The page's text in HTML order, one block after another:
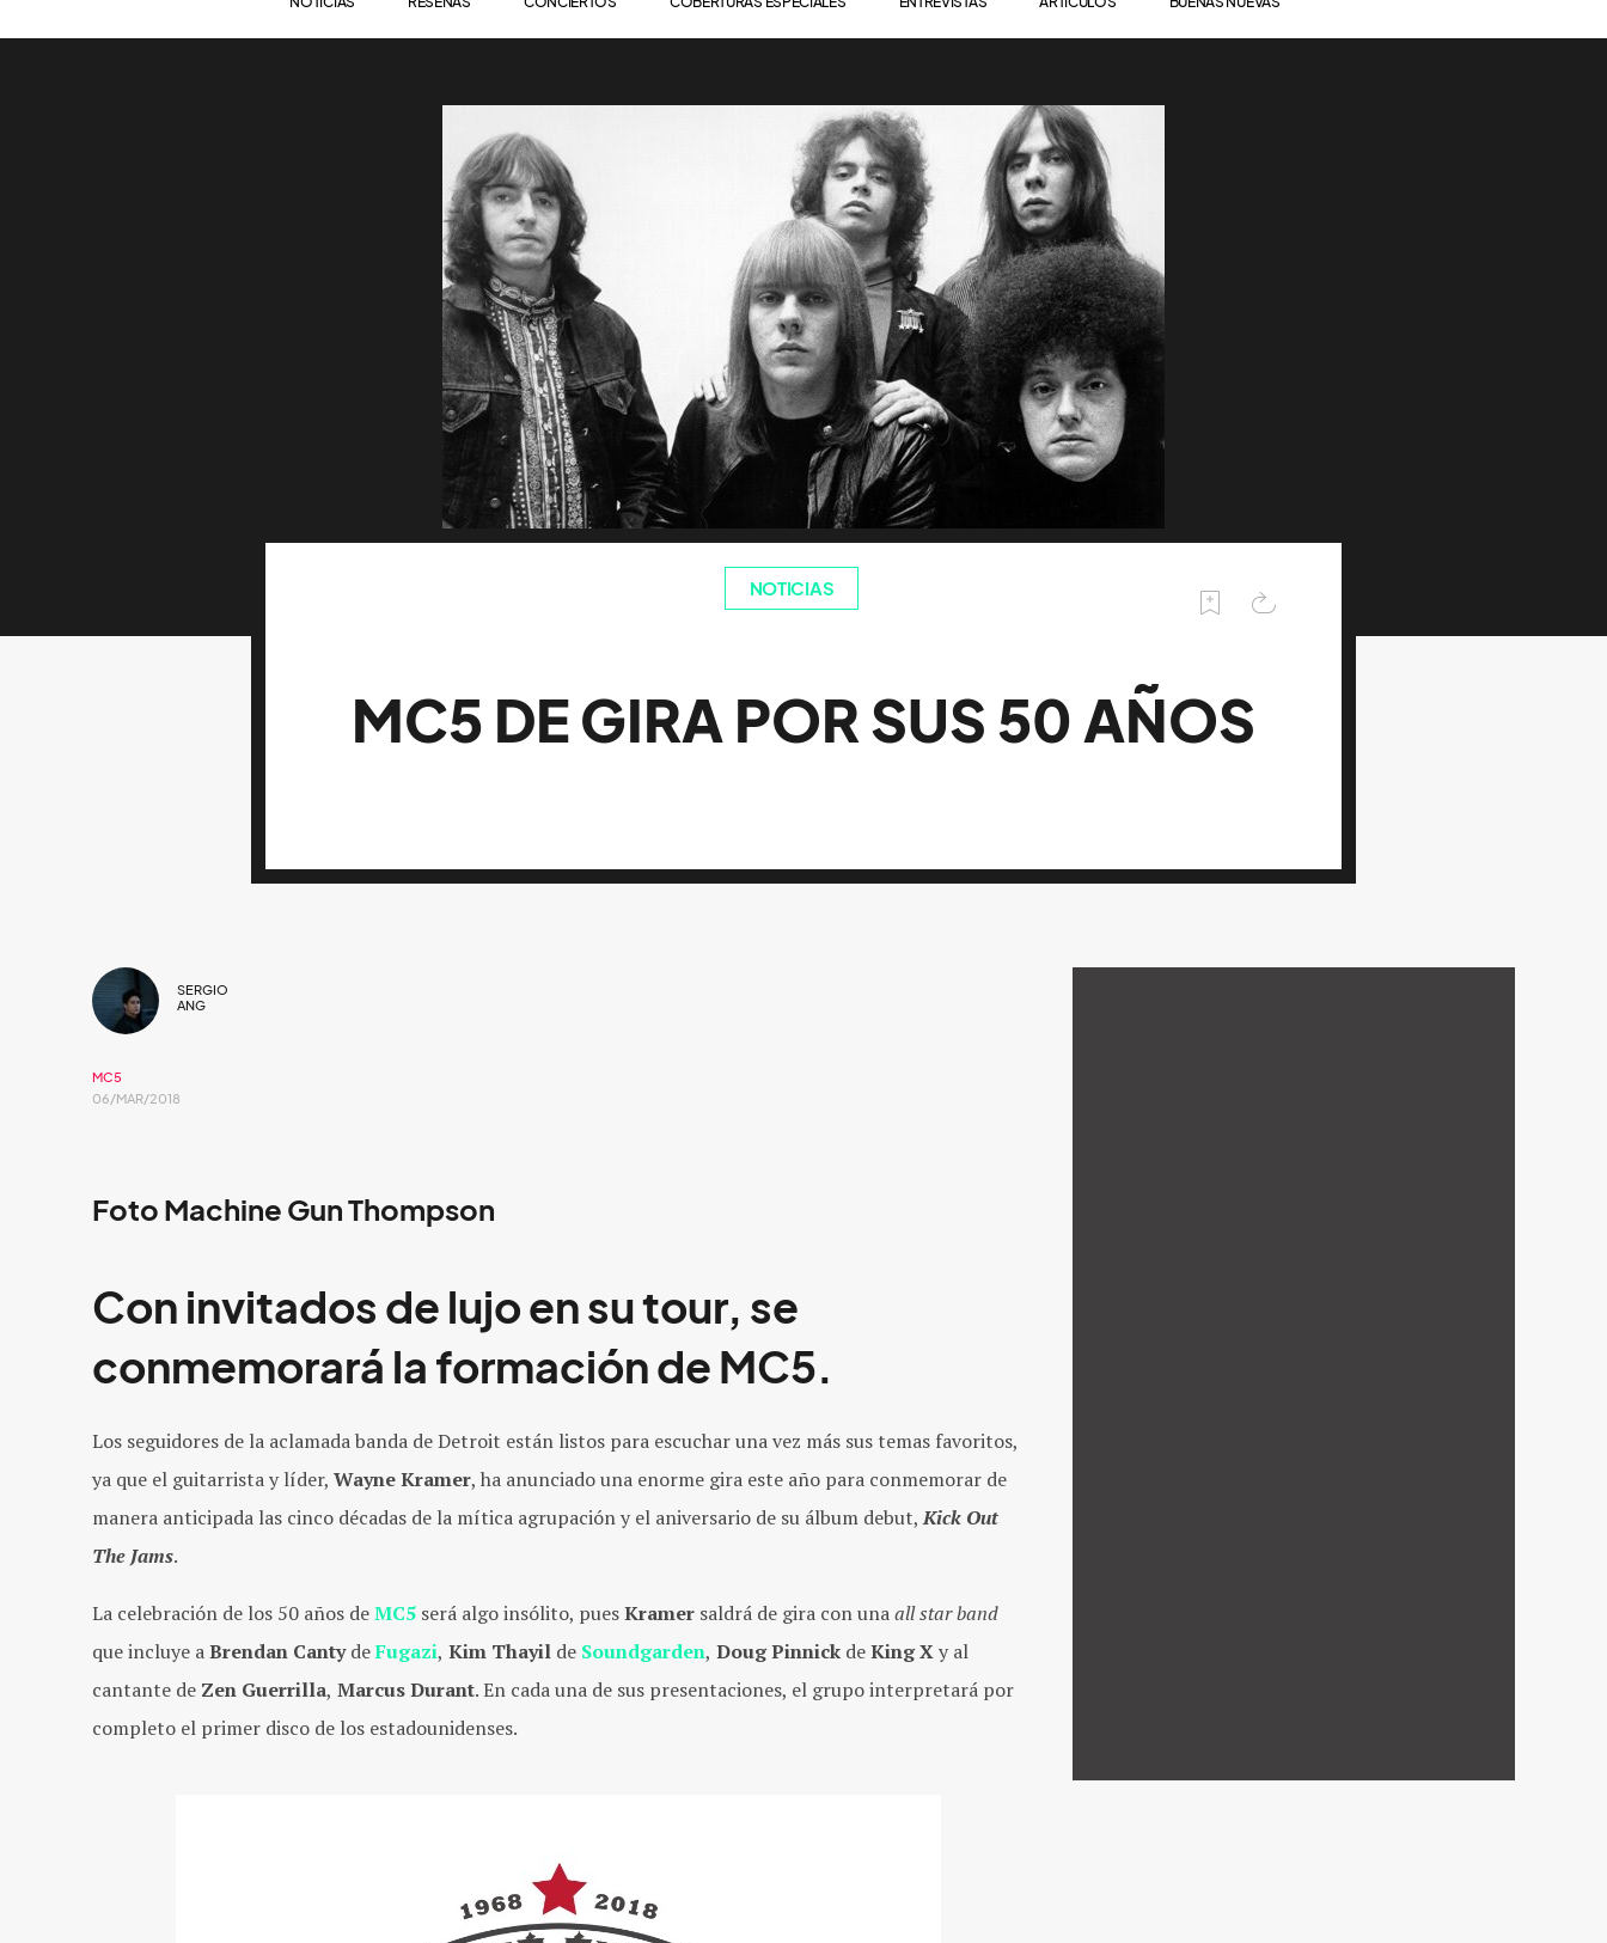
NOTICIAS
MC5 DE GIRA POR SUS 50 AÑOS
SERGIO
ANG
MC5
06/MAR/2018
Foto Machine Gun Thompson
Con invitados de lujo en su tour, se
conmemorará la formación de MC5.
Los seguidores de la aclamada banda de Detroit están listos para escuchar una vez más sus temas favoritos,
ya que el guitarrista y líder, Wayne Kramer, ha anunciado una enorme gira este año para conmemorar de
manera anticipada las cinco décadas de la mítica agrupación y el aniversario de su álbum debut,Kick Out
The Jams.
La celebración de los 50 años deMC5 será algo insólito, puesKramer saldrá de gira con unaall star band
que incluye aBrendan CantydeFugazi, Kim Thayil de Soundgarden, Doug Pinnick deKingXy al
cantante de Zen Guerrilla, Marcus Durant. En cada una de sus presentaciones, el grupo interpretará por
completo el primer disco de los estadounidenses.